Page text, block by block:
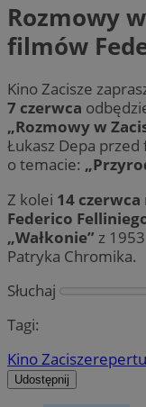
Rozmowy
filmów
Kino Zacisze
7 czerwca
„Rozmowy w
Łukasz Depa
o temacie:
Z kolei 14 czerwca
Federico
„Wałkonie” z
Patryka Chromika.
Słuchaj
Tagi:
Kino Zacisze
Udostępnij